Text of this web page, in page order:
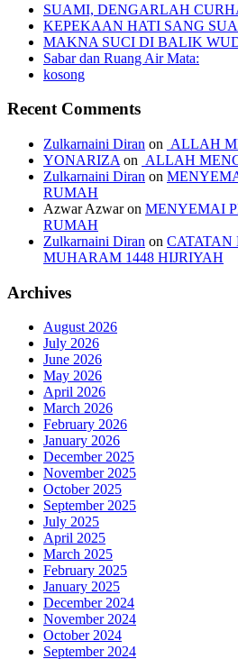
SUAMI, DENGARLAH
KEPEKAAN HATI SANG
MAKNA SUCI DI BALIK
Sabar dan Ruang Air Mata:
kosong
Recent Comments
Zulkarnaini Diran on ALLAH
YONARIZA on ALLAH
Zulkarnaini Diran on
RUMAH
Azwar Azwaron MENYEMAI
RUMAH
Zulkarnaini Diran on CATATAN
MUHARAM 1448 HIJRIYAH
Archives
August 2026
July 2026
June 2026
May 2026
April 2026
March 2026
February 2026
January 2026
December 2025
November 2025
October 2025
September 2025
July 2025
April 2025
March 2025
February 2025
January 2025
December 2024
November 2024
October 2024
September 2024